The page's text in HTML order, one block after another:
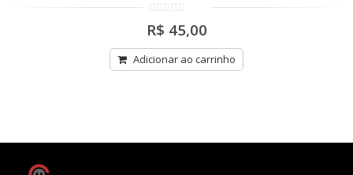
0
out
5
R$ 45,00
Adicionar ao carrinho